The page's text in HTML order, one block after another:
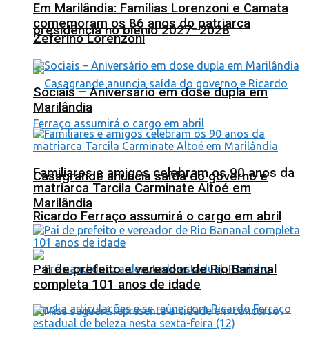
presidência no biênio 2027–2028
Casagrande anuncia saída do governo e
Ricardo Ferraço assumirá o cargo em abril
Em Marilândia: Famílias Lorenzoni e Camata
comemoram os 86 anos do patriarca
Zeferino Lorenzoni
Sociais – Aniversário em dose dupla em
Marilândia
Familiares e amigos celebram os 90 anos da
matriarca Tarcila Carminate Altoé em
Marilândia
Pai de prefeito e vereador de Rio Bananal
completa 101 anos de idade